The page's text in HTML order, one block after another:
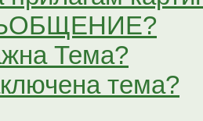
Тема?
тема?